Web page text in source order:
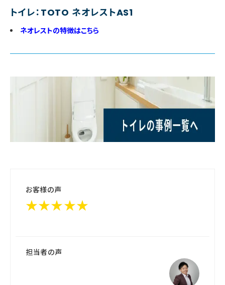
トイレ：TOTO ネオレストAS1
ネオレストの特徴はこちら
お客様の声
★★★★★
担当者の声